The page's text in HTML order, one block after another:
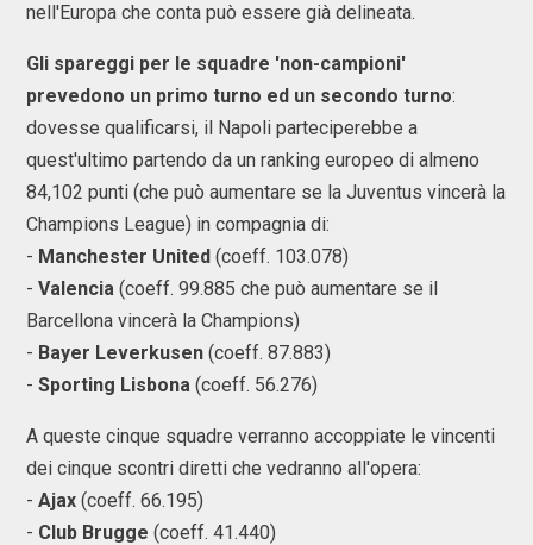
nell'Europa che conta può essere già delineata.
Gli spareggi per le squadre 'non-campioni'
prevedono un primo turno ed un secondo turno:
dovesse qualificarsi, il Napoli parteciperebbe a
quest'ultimo partendo da un ranking europeo di almeno
84,102 punti (che può aumentare se la Juventus vincerà la
Champions League) in compagnia di:
- Manchester United (coeff. 103.078)
- Valencia (coeff. 99.885 che può aumentare se il
Barcellona vincerà la Champions)
- Bayer Leverkusen (coeff. 87.883)
- Sporting Lisbona (coeff. 56.276)
A queste cinque squadre verranno accoppiate le vincenti
dei cinque scontri diretti che vedranno all'opera:
- Ajax (coeff. 66.195)
- Club Brugge (coeff. 41.440)